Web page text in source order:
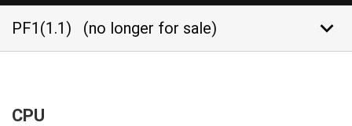
PF1(1.1) (no longer for sale) keyboard_arrow_down
CPU